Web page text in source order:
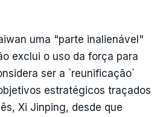
uma "parte inalienável"
exclui o uso da força para
ser a `reunificação`
estratégicos traçados
Xi Jinping, desde que